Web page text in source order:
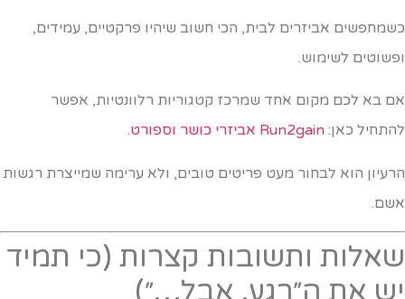
אביזרים לבית, הכי חשוב שיהיו פרקטיים, עמידים,
לשימוש.
בא לכם מקום אחד שמרכז קטגוריות רלוונטיות, אפשר
כאן:Run2gain אביזרי כושר וספורט .
הוא לבחור מעט פריטים טובים, ולא ערימה שמייצרת רגשות
ותשובות קצרות (כי תמיד
את ה״רגע, אבל…״)